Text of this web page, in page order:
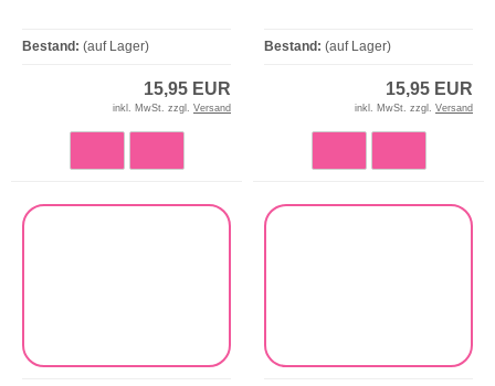
Bestand: (auf Lager)
15,95 EUR
inkl. MwSt. zzgl. Versand
Bestand: (auf Lager)
15,95 EUR
inkl. MwSt. zzgl. Versand